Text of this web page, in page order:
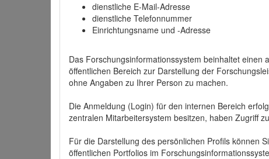
dienstliche E-Mail-Adresse
dienstliche Telefonnummer
Einrichtungsname und -Adresse
Das Forschungsinformationssystem beinhaltet einen
öffentlichen Bereich zur Darstellung der
ohne Angaben zu Ihrer Person zu machen.
Die Anmeldung (Login) für den internen Bereich
zentralen Mitarbeitersystem besitzen, haben Zugriff
Für die Darstellung des persönlichen Profils können
öffentlichen Portfolios im